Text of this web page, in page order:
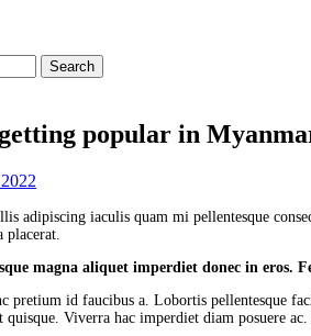
popular in
adipiscing iaculis quam mi pellentesque
magna aliquet imperdiet donec in eros.
pretium id faucibus a. Lobortis pellentesque
Viverra hac imperdiet diam posuere